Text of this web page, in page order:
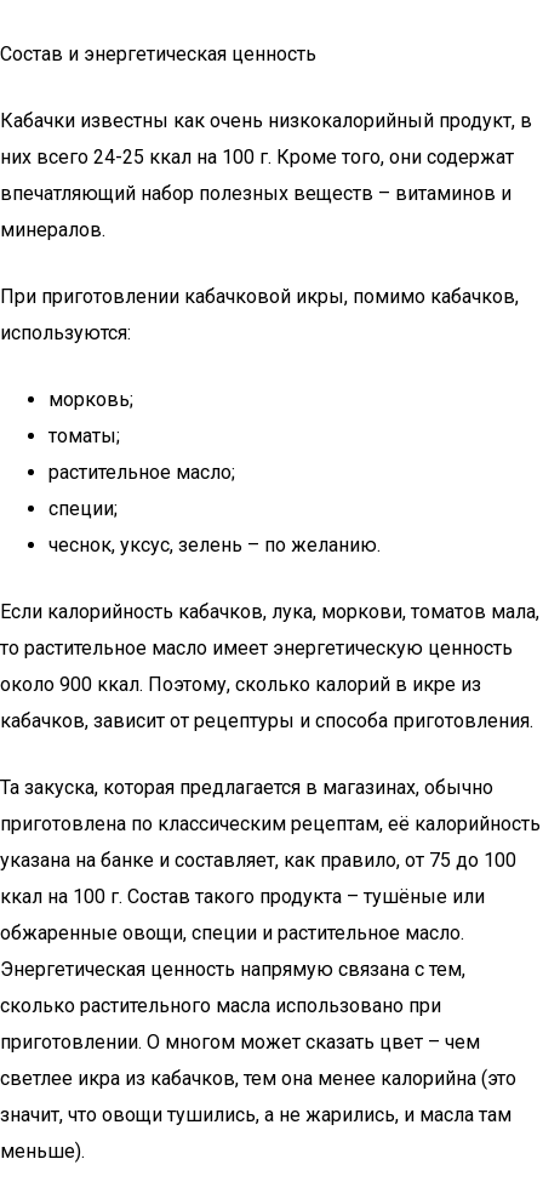
Состав и энергетическая ценность
Кабачки известны как очень низкокалорийный продукт, в
них всего 24-25 ккал на 100 г. Кроме того, они содержат
впечатляющий набор полезных веществ – витаминов и
минералов.
При приготовлении кабачковой икры, помимо кабачков,
используются:
морковь;
томаты;
растительное масло;
специи;
чеснок, уксус, зелень – по желанию.
Если калорийность кабачков, лука, моркови, томатов мала,
то растительное масло имеет энергетическую ценность
около 900 ккал. Поэтому, сколько калорий в икре из
кабачков, зависит от рецептуры и способа приготовления.
Та закуска, которая предлагается в магазинах, обычно
приготовлена по классическим рецептам, её калорийность
указана на банке и составляет, как правило, от 75 до 100
ккал на 100 г. Состав такого продукта – тушёные или
обжаренные овощи, специи и растительное масло.
Энергетическая ценность напрямую связана с тем,
сколько растительного масла использовано при
приготовлении. О многом может сказать цвет – чем
светлее икра из кабачков, тем она менее калорийна (это
значит, что овощи тушились, а не жарились, и масла там
меньше).